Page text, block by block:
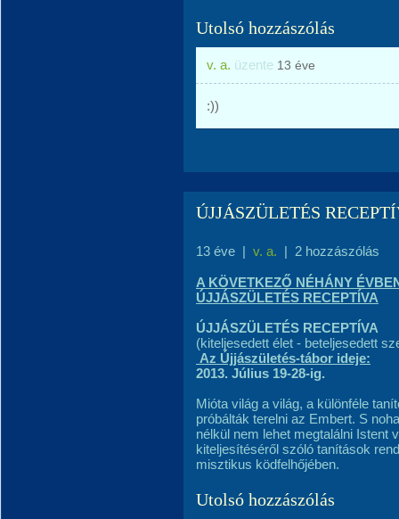
Utolsó hozzászólás
v. a. üzente 13 éve
:))
ÚJJÁSZÜLETÉS
13 éve | v. a. | 2 hozzászólás
A KÖVETKEZŐ NÉHÁNY
ÚJJÁSZÜLETÉS RECEPTÍVA
ÚJJÁSZÜLETÉS RECEPTÍVA
(kiteljesedett élet - beteljesedett
Az Újjászületés-tábor ideje:
2013. Július 19-28-ig.
Mióta világ a világ, a különféle
próbálták terelni az Embert. S
nélkül nem lehet megtalálni Istent
kiteljesítéséről szóló tanítások
misztikus ködfelhőjében.
Utolsó hozzászólás